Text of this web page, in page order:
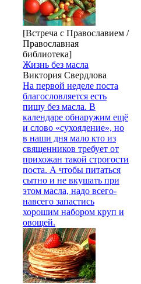
[Встреча с Православием /
Православная
библиотека]
Жизнь без масла
Виктория Свердлова
На первой неделе поста
благословляется есть
пищу без масла. В
календаре обнаружим ещё
и слово «сухоядение», но
в наши дня мало кто из
священников требует от
прихожан такой строгости
поста. А чтобы питаться
сытно и не вкушать при
этом масла, надо всего-
навсего запастись
хорошим набором круп и
овощей.